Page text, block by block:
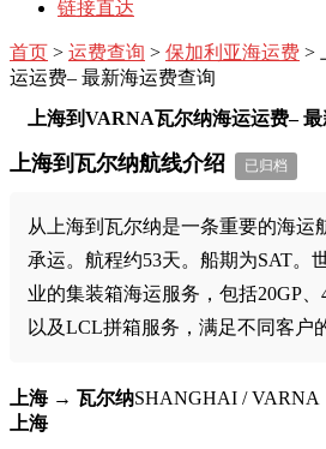
链接直达
首页 > 运费查询 > 保加利亚海运费 >
运运费– 最新海运费查询
上海到VARNA瓦尔纳海运运费–
上海到瓦尔纳航线介绍 已归档
从上海到瓦尔纳是一条重要的海运
承运。航程约53天。船期为SAT。
业的集装箱海运服务，包括20GP
以及LCL拼箱服务，满足不同客户
上海 → 瓦尔纳SHANGHAI / VARNA
上海